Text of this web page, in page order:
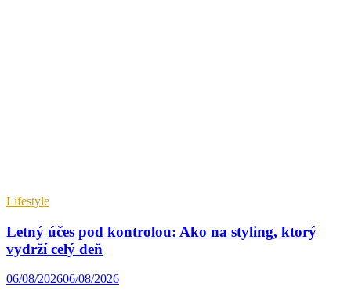
Lifestyle
Letný účes pod kontrolou: Ako na styling, ktorý
vydrží celý deň
06/08/202606/08/2026